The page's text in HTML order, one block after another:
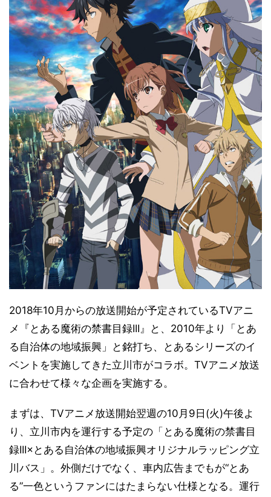
2018年10月からの放送開始が予定されているTVアニ
メ『とある魔術の禁書目録III』と、2010年より「とあ
る自治体の地域振興」と銘打ち、とあるシリーズのイ
ベントを実施してきた立川市がコラボ。TVアニメ放送
に合わせて様々な企画を実施する。
まずは、TVアニメ放送開始翌週の10月9日(火)午後よ
り、立川市内を運行する予定の「とある魔術の禁書目
録III×とある自治体の地域振興オリジナルラッピング立
川バス」。外側だけでなく、車内広告までもが“とあ
る”一色というファンにはたまらない仕様となる。運行